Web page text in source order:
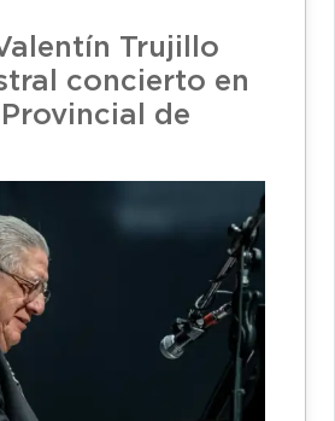
Trujillo
concierto en
de